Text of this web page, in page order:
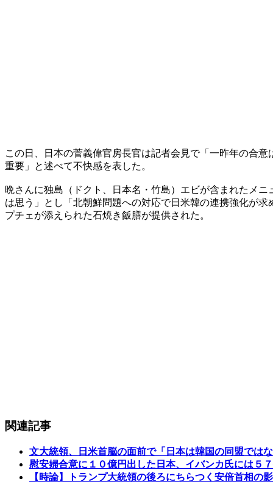
この日、日本の菅義偉官房長官は記者会見で「一昨年の合
重要」と述べて不快感を表した。
晩さんに独島（ドクト、日本名・竹島）エビが含まれたメ
は思う」とし「北朝鮮問題への対応で日米韓の連携強化が
プチェが添えられた石焼き飯膳が提供された。
関連記事
文大統領、日米首脳の面前で「日本は韓国の同盟では
慰安婦合意に１０億円出した日本、イバンカ氏には５
【時論】トランプ大統領の後ろにちらつく安倍首相の影